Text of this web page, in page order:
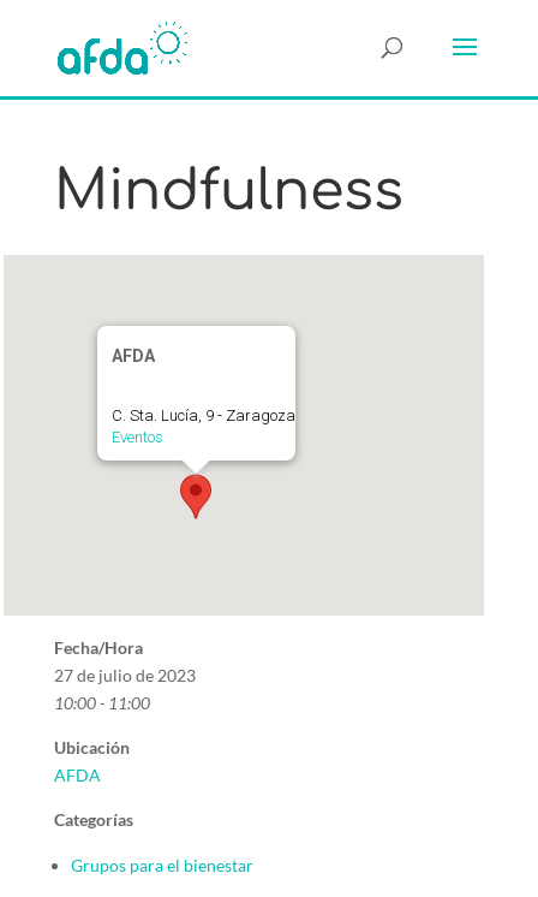
Mindfulness
AFDA
C. Sta. Lucía, 9 - Zaragoza
Eventos
Fecha/Hora
27 de julio de 2023
10:00 - 11:00
Ubicación
AFDA
Categorías
Grupos para el bienestar